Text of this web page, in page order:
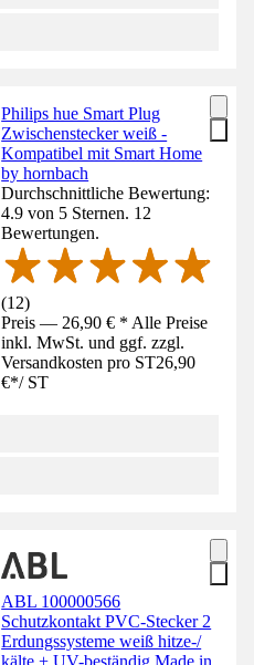
Philips hue Smart Plug
Zwischenstecker weiß -
Kompatibel mit Smart Home
by hornbach
Durchschnittliche Bewertung:
4.9 von 5 Sternen. 12
Bewertungen.
(12)
Preis — 26,90 € * Alle Preise
inkl. MwSt. und ggf. zzgl.
Versandkosten pro ST26,90
€*/ ST
ABL 100000566
Schutzkontakt PVC-Stecker 2
Erdungssysteme weiß hitze-/
kälte + UV-beständig Made in